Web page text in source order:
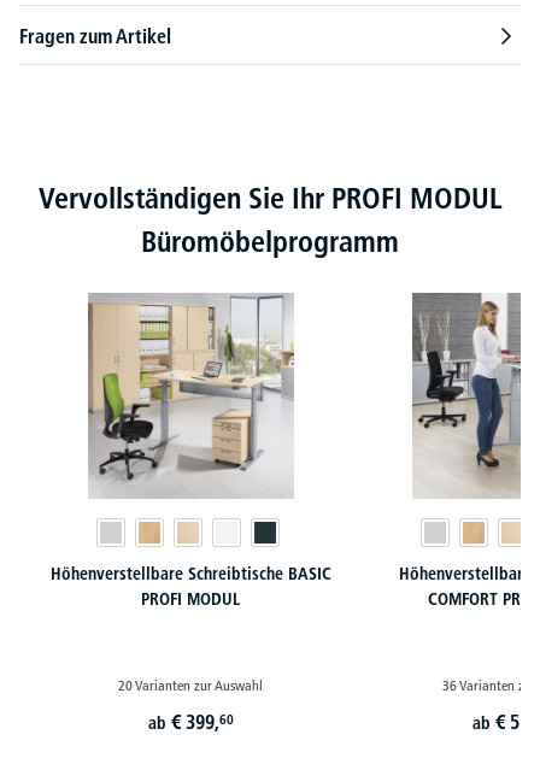
Fragen zum Artikel
Produktgalerie überspringen
Vervollständigen Sie Ihr PROFI MODUL
Büromöbelprogramm
Höhenverstellbare Schreibtische BASIC
PROFI MODUL
20 Varianten zur Auswahl
ab € 399,60
Höhenverstellbare
COMFORT
36 Varianten zur
ab €